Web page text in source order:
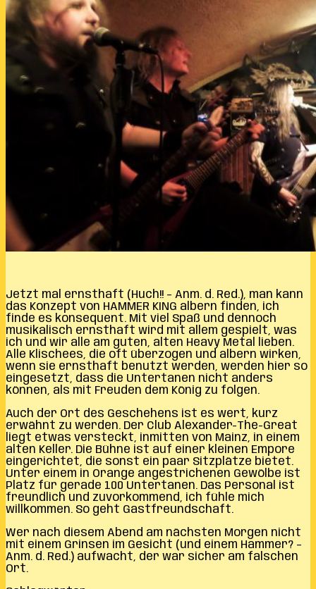
Jetzt mal ernsthaft (Huch!! – Anm. d. Red.), man kann
das Konzept von HAMMER KING albern finden, ich
finde es konsequent. Mit viel Spaß und dennoch
musikalisch ernsthaft wird mit allem gespielt, was
ich und wir alle am guten, alten Heavy Metal lieben.
Alle Klischees, die oft überzogen und albern wirken,
wenn sie ernsthaft benutzt werden, werden hier so
eingesetzt, dass die Untertanen nicht anders
können, als mit Freuden dem König zu folgen.
Auch der Ort des Geschehens ist es wert, kurz
erwähnt zu werden. Der Club Alexander-The-Great
liegt etwas versteckt, inmitten von Mainz, in einem
alten Keller. Die Bühne ist auf einer kleinen Empore
eingerichtet, die sonst ein paar Sitzplätze bietet.
Unter einem in Orange angestrichenen Gewölbe ist
Platz für gerade 100 Untertanen. Das Personal ist
freundlich und zuvorkommend, ich fühle mich
willkommen. So geht Gastfreundschaft.
Wer nach diesem Abend am nächsten Morgen nicht
mit einem Grinsen im Gesicht (und einem Hammer? –
Anm. d. Red.) aufwacht, der war sicher am falschen
Ort.